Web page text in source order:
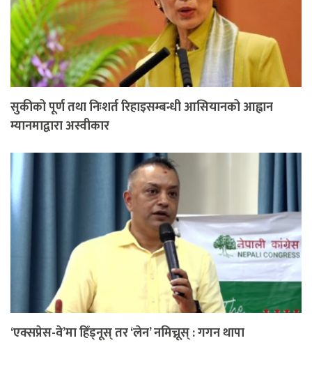
सुकीको पूर्ण तथा निःशर्त रिहाइसम्बन्धी आसियानको आह्वान
म्यानमाद्वारा अस्वीकार
‘एक्सप्रेस-वे’मा हिँड्नूस् तर ‘लेन’ नमिच्नूस् : गगन थापा